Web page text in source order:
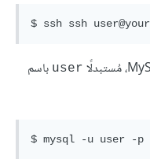
user باسم